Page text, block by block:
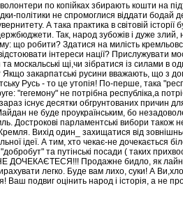
по копійках збирають кошти на
політики не спромоглися віддати бодай
А така практика в світовій історії
Так, народ зубожів і дуже злий,
що робити? Здатися на милість
інтереси нації? Прислужувати
москальські щі,чи зібратися із силами в
Якщо закарпатські русини вважають, що з
Русь - то це утопія! По-перше, така
"гегемону" не потрібна республіка,а
існує десятки обгрунтованих причин
не буде проукраїнським, бо
Дострокові парламентські вибори також
Вихід один_ захищатися від
ідеї. А тим, хто чекає-не дочекається
та путінські посади ( таких
ДОЧЕКАЄТЕСЯ!!! Продажне бидло, як
легко. Буде вам лихо, суки! А
Ваш подвиг оцінить народ і історія, а не